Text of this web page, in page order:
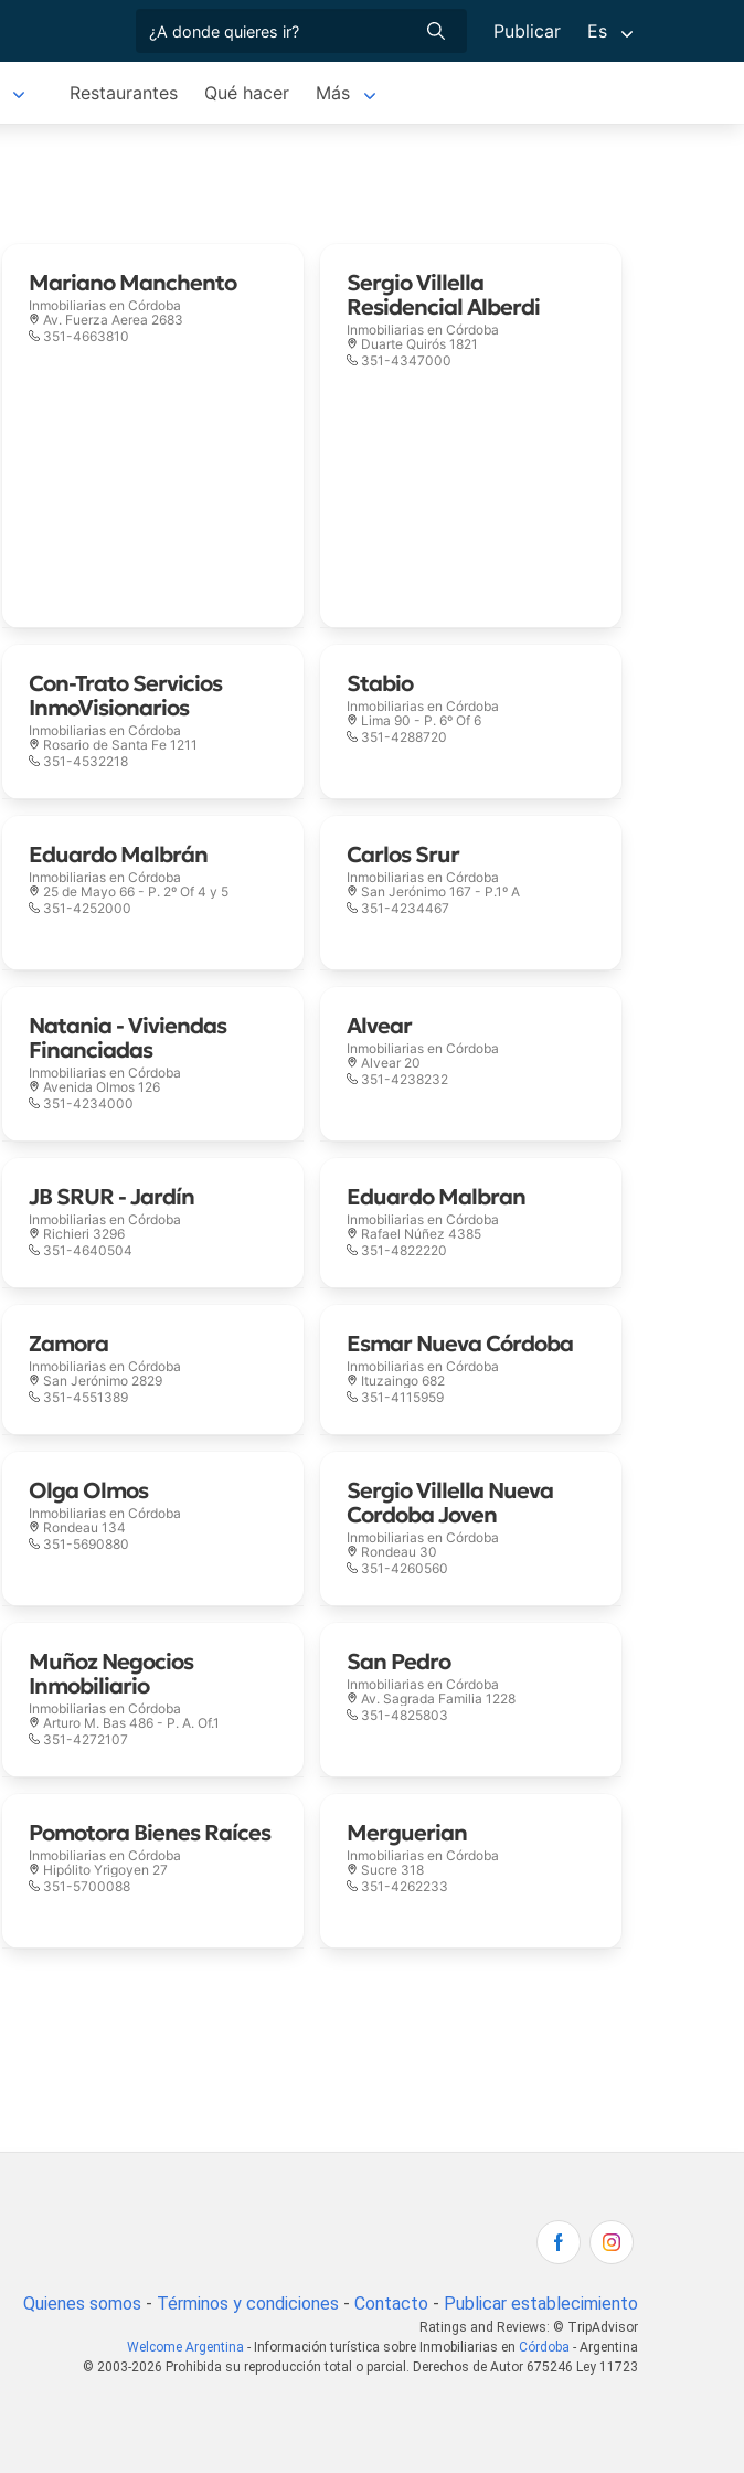
Publicar Es
Restaurantes Qué hacer Más
Mariano Manchento
Inmobiliarias en Córdoba
Av. Fuerza Aerea 2683
351-4663810
Sergio Villella
Residencial Alberdi
Inmobiliarias en Córdoba
Duarte Quirós 1821
351-4347000
Con-Trato Servicios
InmoVisionarios
Inmobiliarias en Córdoba
Rosario de Santa Fe 1211
351-4532218
Stabio
Inmobiliarias en Córdoba
Lima 90 - P. 6º Of 6
351-4288720
Eduardo Malbrán
Inmobiliarias en Córdoba
25 de Mayo 66 - P. 2º Of 4 y 5
351-4252000
Carlos Srur
Inmobiliarias en Córdoba
San Jerónimo 167 - P.1º A
351-4234467
Natania - Viviendas
Financiadas
Inmobiliarias en Córdoba
Avenida Olmos 126
351-4234000
Alvear
Inmobiliarias en Córdoba
Alvear 20
351-4238232
JB SRUR - Jardín
Inmobiliarias en Córdoba
Richieri 3296
351-4640504
Eduardo Malbran
Inmobiliarias en Córdoba
Rafael Núñez 4385
351-4822220
Zamora
Inmobiliarias en Córdoba
San Jerónimo 2829
351-4551389
Esmar Nueva Córdoba
Inmobiliarias en Córdoba
Ituzaingo 682
351-4115959
Olga Olmos
Inmobiliarias en Córdoba
Rondeau 134
351-5690880
Sergio Villella Nueva
Cordoba Joven
Inmobiliarias en Córdoba
Rondeau 30
351-4260560
Muñoz Negocios
Inmobiliario
Inmobiliarias en Córdoba
Arturo M. Bas 486 - P. A. Of.1
351-4272107
San Pedro
Inmobiliarias en Córdoba
Av. Sagrada Familia 1228
351-4825803
Pomotora Bienes Raíces
Inmobiliarias en Córdoba
Hipólito Yrigoyen 27
351-5700088
Merguerian
Inmobiliarias en Córdoba
Sucre 318
351-4262233
Quienes somos - Términos y condiciones - Contacto - Publicar establecimiento
Ratings and Reviews: © TripAdvisor
Welcome Argentina - Información turística sobre Inmobiliarias en Córdoba - Argentina
© 2003-2026 Prohibida su reproducción total o parcial. Derechos de Autor 675246 Ley 11723